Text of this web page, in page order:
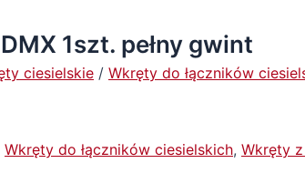
1szt. pełny gwint
ciesielskie / Wkręty do łączników
Wkręty do łączników ciesielskich, Wkręty z